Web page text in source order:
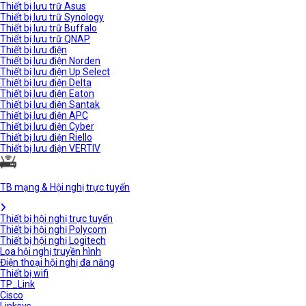
Thiết bị lưu trữ Asus
Thiết bị lưu trữ Synology
Thiết bị lưu trữ Buffalo
Thiết bị lưu trữ QNAP
Thiết bị lưu điện
Thiết bị lưu điện Norden
Thiết bị lưu điện Up Select
Thiết bị lưu điện Delta
Thiết bị lưu điện Eaton
Thiết bị lưu điện Santak
Thiết bị lưu điện APC
Thiết bị lưu điện Cyber
Thiết bị lưu điện Riello
Thiết bị lưu điện VERTIV
TB mạng & Hội nghị trực tuyến
Thiết bị hội nghị trực tuyến
Thiết bị hội nghị Polycom
Thiết bị hội nghị Logitech
Loa hội nghị truyền hình
Điện thoại hội nghị đa năng
Thiết bị wifi
TP_Link
Cisco